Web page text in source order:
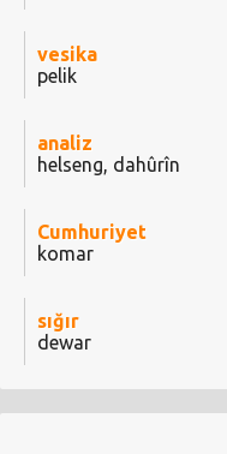
vesika
pelik
analiz
helseng, dahûrîn
Cumhuriyet
komar
sığır
dewar